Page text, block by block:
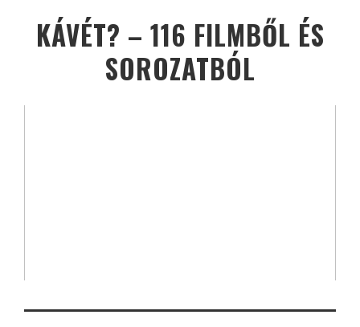
KÁVÉT? – 116 FILMBŐL ÉS
SOROZATBÓL